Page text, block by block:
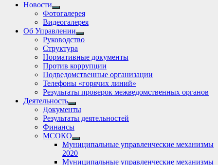
Новости
Show
sub
menu
Фотогалерея
Видеогалерея
Об Управлении
Show
sub
Руководство
Структура
Нормативные документы
Против коррупции
Подведомственные организации
Телефоны «горячих линий»
Результаты проверок межведомственных органов
Деятельность
Show
sub
menu
Документы
Результаты деятельностей
Финансы
МСОКО
Show
sub
menu
Муниципальные управленческие механизмы
2020
Муниципальные управленческие механизмы